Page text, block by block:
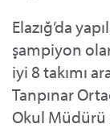
Elazığ’da
şampiyon
iyi 8 takımı
Tanpınar
Okul